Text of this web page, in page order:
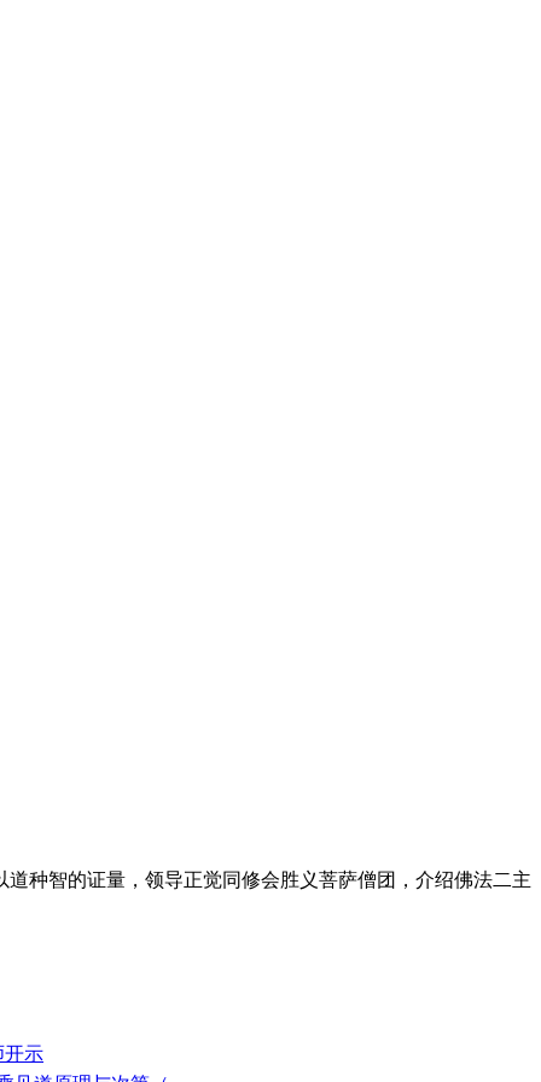
种智的证量，领导正觉同修会胜义菩萨僧团，介绍佛法二主
示